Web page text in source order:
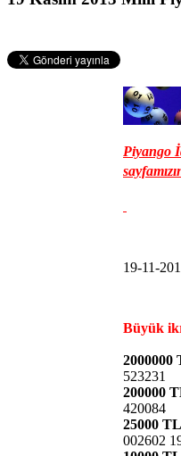
Piyango
19-11-
Büyük
2000000
523231
200000
420084
25000
002602